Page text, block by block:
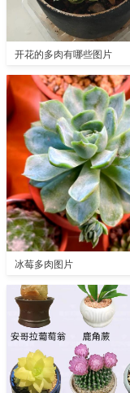
开花的多肉有哪些图片
冰莓多肉图片